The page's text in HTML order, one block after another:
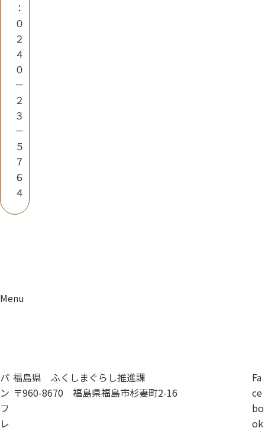
：
０
２
４
０
－
２
３
－
５
７
６
４
Menu
パ
ン
フ
レ
福島県 ふくしまぐらし推進課
〒960-8670 福島県福島市杉妻町2-16
Fa
ce
bo
ok